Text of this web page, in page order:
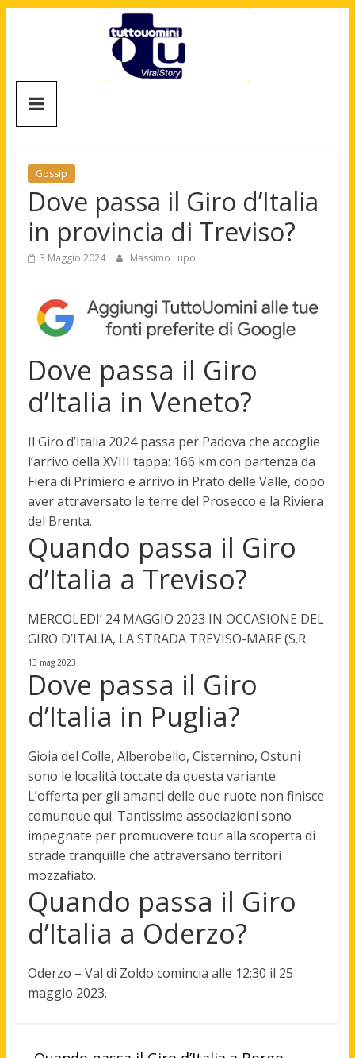
Tuttouomini
Cinema,
Motori,
gay
news
maschile
Gossip
Dove passa il Giro d’Italia
in provincia di Treviso?
3 Maggio 2024 Massimo Lupo
Dove passa il Giro
d’Italia in Veneto?
Il Giro d’Italia 2024 passa per Padova che accoglie
l’arrivo della XVIII tappa: 166 km con partenza da
Fiera di Primiero e arrivo in Prato delle Valle, dopo
aver attraversato le terre del Prosecco e la Riviera
del Brenta.
Quando passa il Giro
d’Italia a Treviso?
MERCOLEDI’ 24 MAGGIO 2023 IN OCCASIONE DEL
GIRO D’ITALIA, LA STRADA TREVISO-MARE (S.R.
13 mag 2023
Dove passa il Giro
d’Italia in Puglia?
Gioia del Colle, Alberobello, Cisternino, Ostuni
sono le località toccate da questa variante.
L’offerta per gli amanti delle due ruote non finisce
comunque qui. Tantissime associazioni sono
impegnate per promuovere tour alla scoperta di
strade tranquille che attraversano territori
mozzafiato.
Quando passa il Giro
d’Italia a Oderzo?
Oderzo – Val di Zoldo comincia alle 12:30 il 25
maggio 2023.